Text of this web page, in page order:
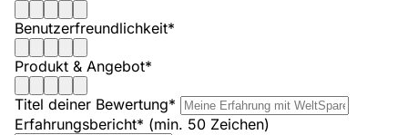
Benutzerfreundlichkeit*
Produkt & Angebot*
Titel deiner Bewertung*
Erfahrungsbericht* (min. 50 Zeichen)